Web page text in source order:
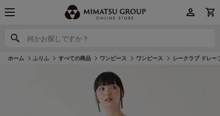
何かお探しですか？
何かお探しですか？
ホーム ふりふ すべての商品 ワンピース ワンピース シークラブ ドレー